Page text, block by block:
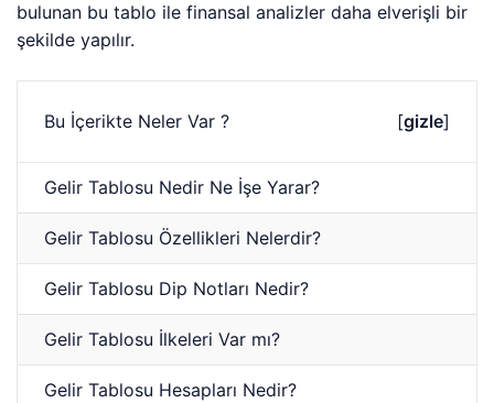
bulunan bu tablo ile finansal analizler daha elverişli bir
şekilde yapılır.
Bu İçerikte Neler Var ? [gizle]
Gelir Tablosu Nedir Ne İşe Yarar?
Gelir Tablosu Özellikleri Nelerdir?
Gelir Tablosu Dip Notları Nedir?
Gelir Tablosu İlkeleri Var mı?
Gelir Tablosu Hesapları Nedir?